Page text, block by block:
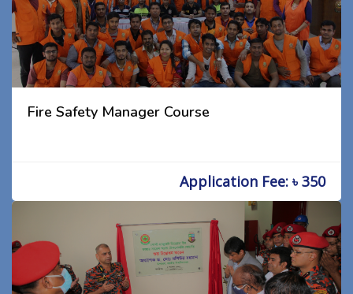
Fire Safety Manager Course
Application Fee: ৳ 350